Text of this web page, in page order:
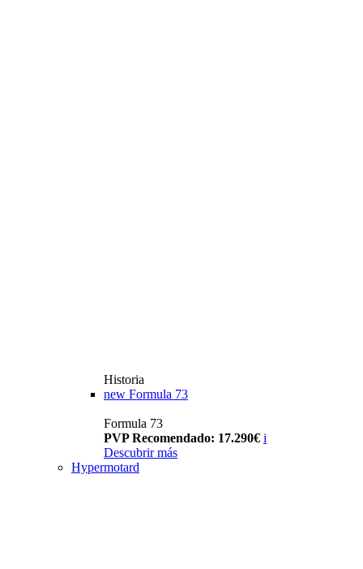
Historia
new Formula 73
Formula 73
PVP Recomendado: 17.290€ i
Descubrir más
Hypermotard